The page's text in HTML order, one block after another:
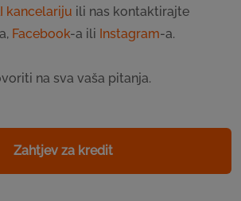
kancelariju ili nas kontaktirajte
Facebook-a ili Instagram-a.
na sva vaša pitanja.
Zahtjev za kredit